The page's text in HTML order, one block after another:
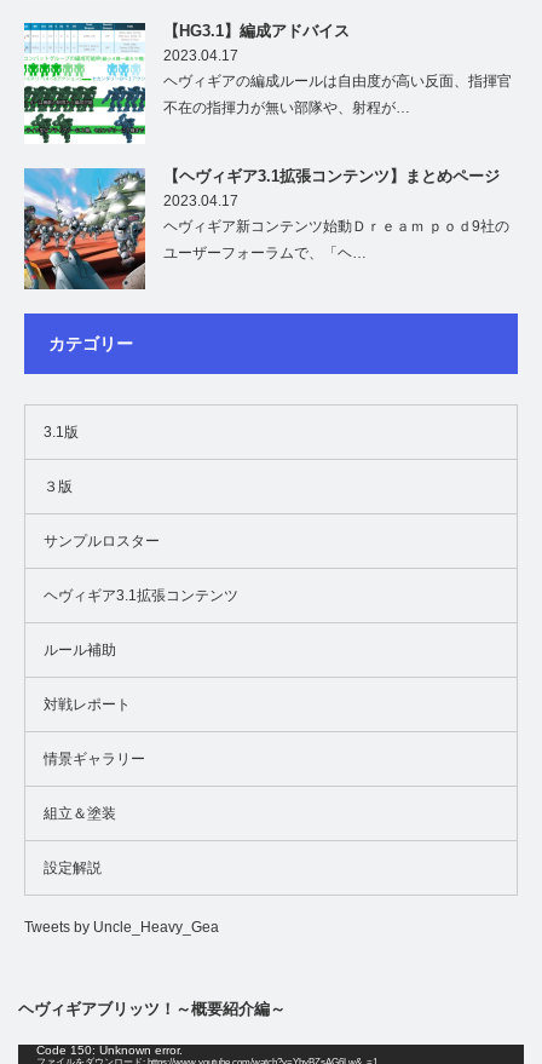
【HG3.1】編成アドバイス
2023.04.17
ヘヴィギアの編成ルールは自由度が高い反面、指揮官
不在の指揮力が無い部隊や、射程が…
【ヘヴィギア3.1拡張コンテンツ】まとめページ
2023.04.17
ヘヴィギア新コンテンツ始動Ｄｒｅａｍ ｐｏｄ9社の
ユーザーフォーラムで、「ヘ…
カテゴリー
3.1版
３版
サンプルロスター
ヘヴィギア3.1拡張コンテンツ
ルール補助
対戦レポート
情景ギャラリー
組立＆塗装
設定解説
Tweets by Uncle_Heavy_Gea
ヘヴィギアブリッツ！～概要紹介編～
Code 150: Unknown error.